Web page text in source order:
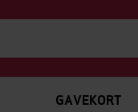
GAVEKORT